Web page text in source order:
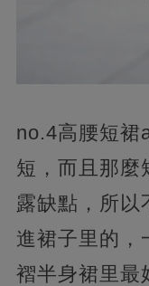
no.4高腰短裙
短，而且那麼
露缺點，所以
進裙子里的，
褶半身裙里最